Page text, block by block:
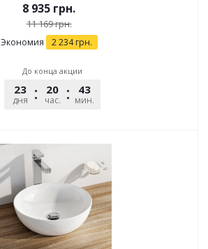
8 935 грн.
11 169грн.
Экономия 2 234грн.
До конца акции
23
дня
20
час.
43
мин.